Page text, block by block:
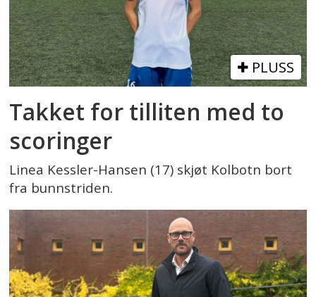
PLUSS
Takket for tilliten med to
scoringer
Linea Kessler-Hansen (17) skjøt Kolbotn bort
fra bunnstriden.